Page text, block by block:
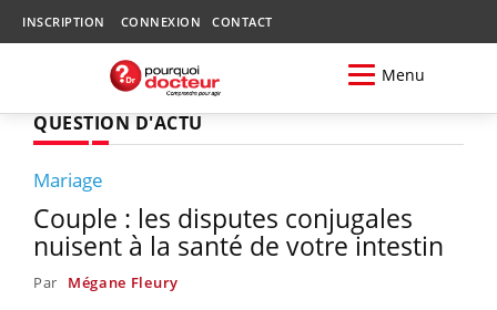
INSCRIPTION CONNEXION CONTACT
Menu
QUESTION D'ACTU
Mariage
Couple : les disputes conjugales
nuisent à la santé de votre intestin
Par Mégane Fleury